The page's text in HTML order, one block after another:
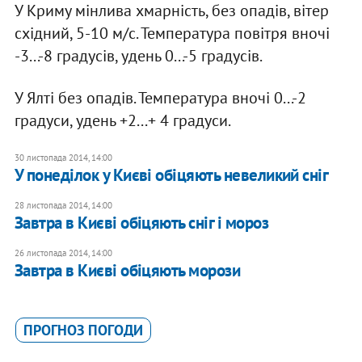
У Криму мінлива хмарність, без опадів, вітер
східний, 5-10 м/с. Температура повітря вночі
-3...-8 градусів, удень 0...-5 градусів.
У Ялті без опадів. Температура вночі 0...-2
градуси, удень +2...+ 4 градуси.
30 листопада 2014, 14:00
У понеділок у Києві обіцяють невеликий сніг
28 листопада 2014, 14:00
Завтра в Києві обіцяють сніг і мороз
26 листопада 2014, 14:00
Завтра в Києві обіцяють морози
ПРОГНОЗ ПОГОДИ